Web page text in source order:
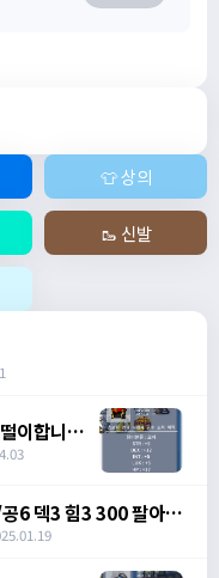
👕 상의
🥾 신발
이합니다
gHP3Pfph
gHP3Pfph
6 덱3 힘3 300 팔아요
o/sudvnjbh